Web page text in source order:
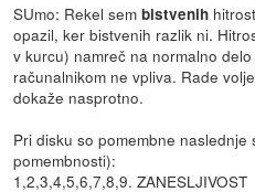
SUmo: Rekel sembistvenih
opazil, ker bistvenih razlik ni.
v kurcu) namreč na normalno
računalnikom ne vpliva. Rade
dokaže nasprotno.
Pri disku so pomembne
pomembnosti):
1,2,3,4,5,6,7,8,9. ZANESLJIVOST